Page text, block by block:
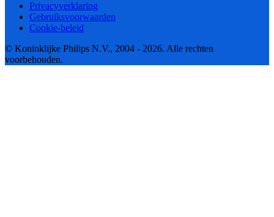
Privacyverklaring
Gebruiksvoorwaarden
Cookie-beleid
© Koninklijke Philips N.V., 2004 - 2026. Alle rechten
voorbehouden.